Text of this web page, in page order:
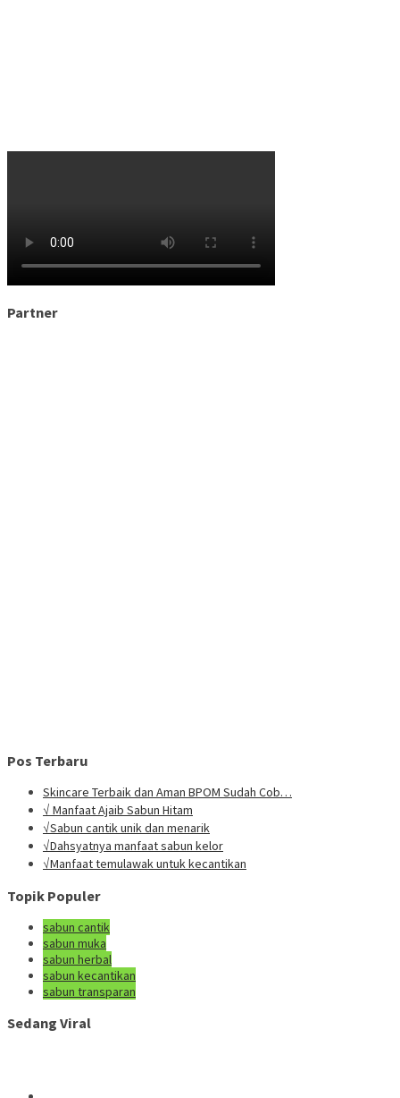
Partner
Pos Terbaru
Skincare Terbaik dan Aman BPOM Sudah Cob…
√ Manfaat Ajaib Sabun Hitam
√Sabun cantik unik dan menarik
√Dahsyatnya manfaat sabun kelor
√Manfaat temulawak untuk kecantikan
Topik Populer
sabun cantik
sabun muka
sabun herbal
sabun kecantikan
sabun transparan
Sedang Viral